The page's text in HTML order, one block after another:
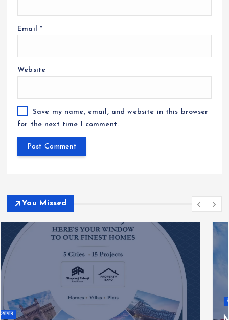
Email *
Website
Save my name, email, and website in this browser
for the next time I comment.
You Missed
व्यापार